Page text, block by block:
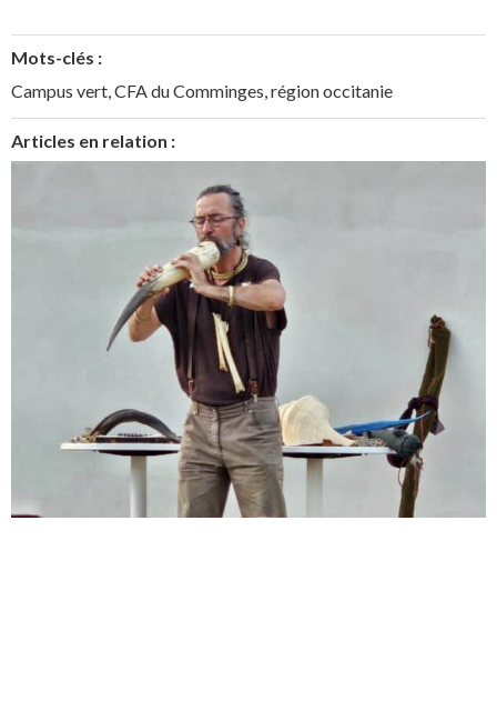
Mots-clés :
Campus vert,CFA du Comminges,région occitanie
Articles en relation :